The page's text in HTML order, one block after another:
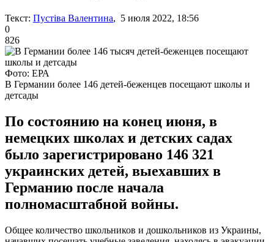
Текст: Пустіва Валентина, 5 июля 2022, 18:56
0
826
Фото: ЕРА
В Германии более 146 детей-беженцев посещают школы и
детсады
По состоянию на конец июня, в
немецких школах и детских садах
было зарегистрировано 146 321
украинских детей, выехавших в
Германию после начала
полномасштабной войны.
Общее количество школьников и дошкольников из Украины,